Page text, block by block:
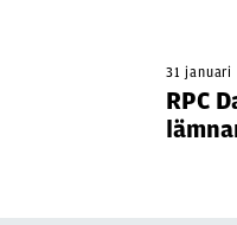
31 januari
RPC